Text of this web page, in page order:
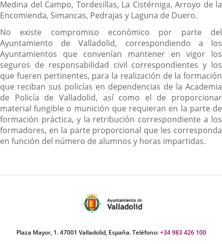
Medina del Campo, Tordesillas, La Cistérniga, Arroyo de la
Encomienda, Simancas, Pedrajas y Laguna de Duero.
No existe compromiso económico por parte del
Ayuntamiento de Valladolid, correspondiendo a los
Ayuntamientos que convenían mantener en vigor los
seguros de responsabilidad civil correspondientes y los
que fueren pertinentes, para la realización de la formación
que reciban sus policías en dependencias de la Academia
de Policía de Valladolid, así como el de proporcionar
material fungible o munición que requieran en la parte de
formación práctica, y la retribución correspondiente a los
formadores, en la parte proporcional que les corresponda
en función del número de alumnos y horas impartidas.
Plaza Mayor, 1. 47001 Valladolid, España. Teléfono:+34 983 426 100